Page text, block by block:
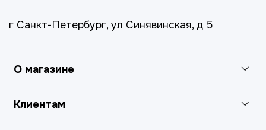
О магазине
Клиентам
г Санкт-Петербург, ул Синявинская, д 5